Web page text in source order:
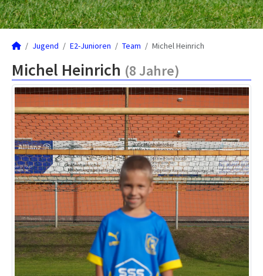
Jugend E2-Junioren Team Michel Heinrich
Michel Heinrich (8 Jahre)